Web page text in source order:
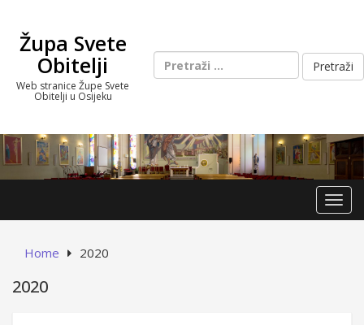
contentŽupa Svete
Obitelji
Web stranice Župe Svete
Obitelji u Osijeku
Pretraži:
Home 2020
2020